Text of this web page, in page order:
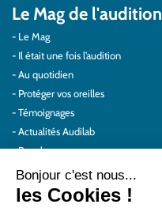
Le Mag de l'audition
Le Mag
Il était une fois l’audition
Au quotidien
Protéger vos oreilles
Témoignages
Actualités Audilab
Pour les pros
Le réseau Audilab